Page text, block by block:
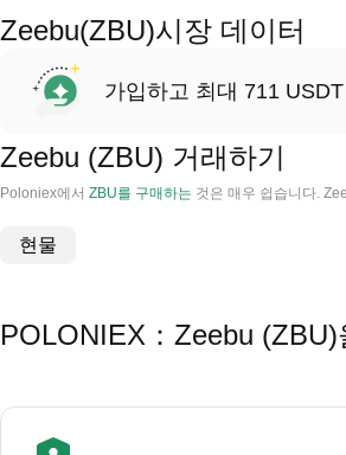
Zeebu(ZBU)시장 데이터
가입하고 최대 711
Zeebu (ZBU) 거래하기
Poloniex에서 ZBU를 구매하는 것은 매우 쉽습니다.
현물
POLONIEX：Zeebu